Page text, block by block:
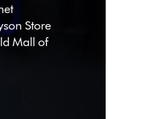
Store
Mall of